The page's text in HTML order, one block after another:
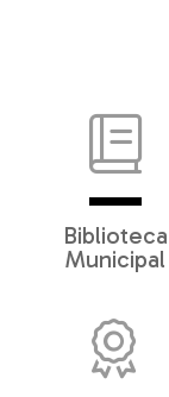
Biblioteca
Municipal